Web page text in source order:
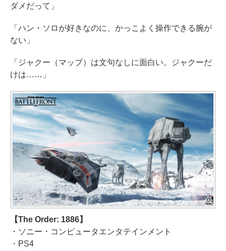
ダメだって」
「ハン・ソロが好きなのに、かっこよく操作できる腕が
ない」
「ジャクー（マップ）は文句なしに面白い。ジャクーだ
けは……」
【The Order: 1886】
・ソニー・コンピュータエンタテインメント
・PS4